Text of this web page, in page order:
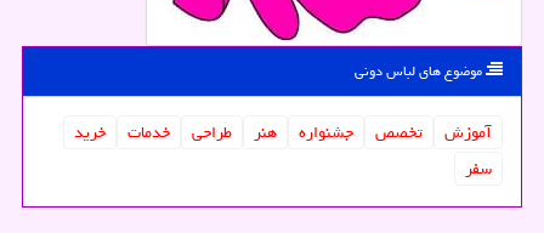
موضوع های لباس دونی
آموزش تخصص جشنواره هنر طراحی خدمات
خرید
سفر